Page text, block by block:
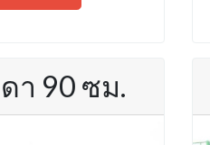
า 90 ซม.